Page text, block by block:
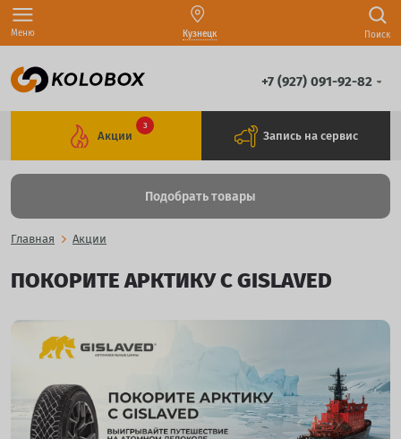
Меню Кузнецк Поиск
+7 (927) 091-92-82
Акции
3
Запись на сервис
Подобрать товары
Главная Акции
ПОКОРИТЕ АРКТИКУ С GISLAVED